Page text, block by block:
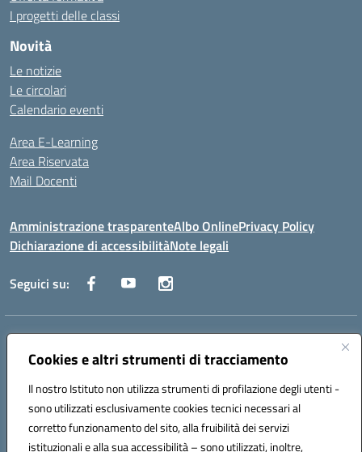
Cookies e altri strumenti di tracciamento
Il nostro Istituto non utilizza strumenti di profilazione degli utenti -
sono utilizzati esclusivamente cookies tecnici necessari al
corretto funzionamento del sito, alla fruibilità dei servizi
istituzionali e alla sua accessibilità – sono utilizzati, inoltre,
I progetti delle classi
Novità
Le notizie
Le circolari
Calendario eventi
Area E-Learning
Area Riservata
Mail Docenti
Amministrazione trasparenteAlbo OnlinePrivacy Policy
Dichiarazione di accessibilitàNote legali
Seguici su:
Indirizzo:
Centralino:0885 417864 Email:fgpc180008@istruzione.it
Codice fiscale: 90043150714
Codice meccanografico:
FGPC180008
Codice Indice delle Pubbliche Amministrazioni (IPA): lzcc